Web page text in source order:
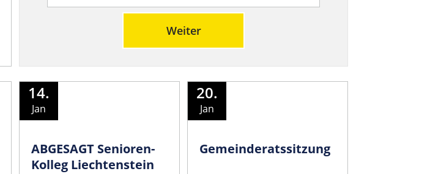
Weiter
14.
Jan
ABGESAGT Senioren-
Kolleg Liechtenstein
20.
Jan
Gemeinder­atssitzung